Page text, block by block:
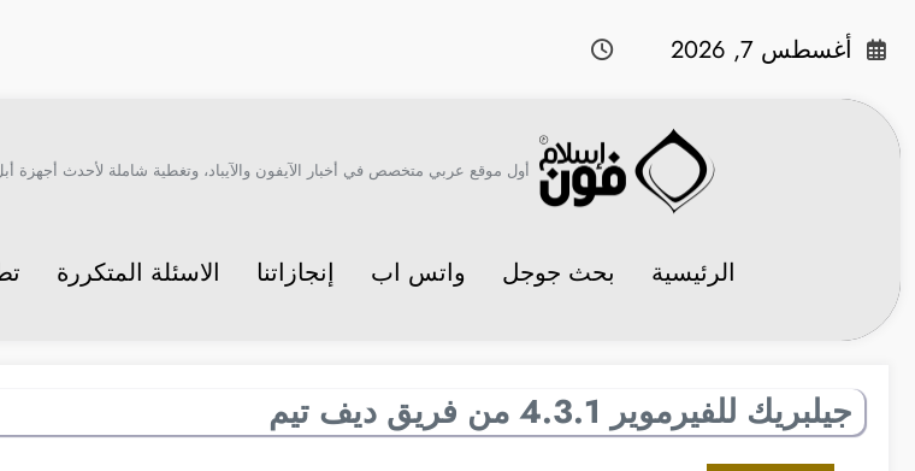
أغسطس 7, 2026
أول موقع عربي متخصص في أخبار الآيفون والآيباد، وتغطية شاملة لأحدث أجهزة
الرئيسية بحث جوجل واتس اب إنجازاتنا الاسئلة المتكررة
جيلبريك للفيرموير 4.3.1 من فريق ديف تيم